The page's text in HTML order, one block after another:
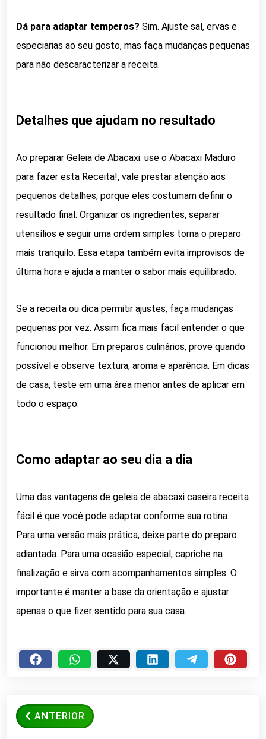
Dá para adaptar temperos? Sim. Ajuste sal, ervas e
especiarias ao seu gosto, mas faça mudanças pequenas
para não descaracterizar a receita.
Detalhes que ajudam no resultado
Ao preparar Geleia de Abacaxi: use o Abacaxi Maduro
para fazer esta Receita!, vale prestar atenção aos
pequenos detalhes, porque eles costumam definir o
resultado final. Organizar os ingredientes, separar
utensílios e seguir uma ordem simples torna o preparo
mais tranquilo. Essa etapa também evita improvisos de
última hora e ajuda a manter o sabor mais equilibrado.
Se a receita ou dica permitir ajustes, faça mudanças
pequenas por vez. Assim fica mais fácil entender o que
funcionou melhor. Em preparos culinários, prove quando
possível e observe textura, aroma e aparência. Em dicas
de casa, teste em uma área menor antes de aplicar em
todo o espaço.
Como adaptar ao seu dia a dia
Uma das vantagens de geleia de abacaxi caseira receita
fácil é que você pode adaptar conforme sua rotina.
Para uma versão mais prática, deixe parte do preparo
adiantada. Para uma ocasião especial, capriche na
finalização e sirva com acompanhamentos simples. O
importante é manter a base da orientação e ajustar
apenas o que fizer sentido para sua casa.
ANTERIOR